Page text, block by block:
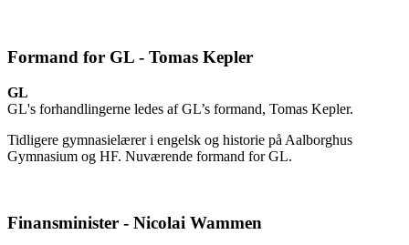
Formand for GL - Tomas Kepler
GL
GL's forhandlingerne ledes af GL’s formand, Tomas Kepler.
Tidligere gymnasielærer i engelsk og historie på Aalborghus
Gymnasium og HF. Nuværende formand for GL.
Finansminister - Nicolai Wammen